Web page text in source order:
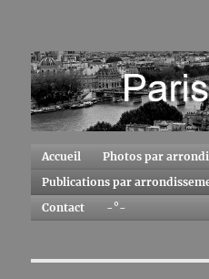
ParisCool
Accueil
Photos par
Publications par
Contact
-°-